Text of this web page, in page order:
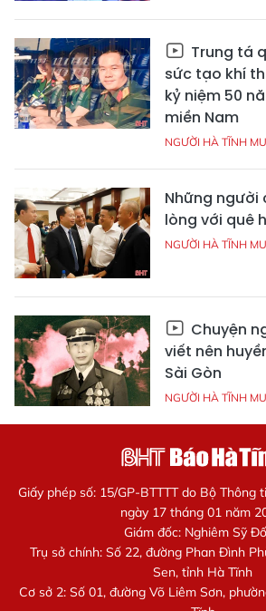
Trung tá
sức tạo khí
kỷ niệm 50
miền Nam
NGƯỜI HÀ TĨNH
Những người
lòng với quê
NGƯỜI HÀ TĨNH
Chuyện
viết nên
Sài Gòn
NGƯỜI HÀ TĨNH
Giấy phép số: 15/GP-BTTTT do Bộ Thông
ngày 17 tháng 01 năm
Giám đốc: Nghiêm Sỹ
Trụ sở chính: Số 22, đường Phan Đình
Sen, tỉnh Hà Tĩnh
Cơ sở 2: Số 01, đường Võ Liêm Sơn,